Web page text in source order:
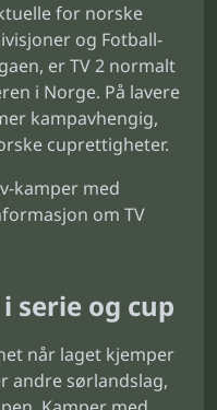
for norske
og Fotball-
er TV 2 normalt
i Norge. På lavere
kampavhengig,
cuprettigheter.
kamper med
om TV
serie og cup
når laget kjemper
andre sørlandslag,